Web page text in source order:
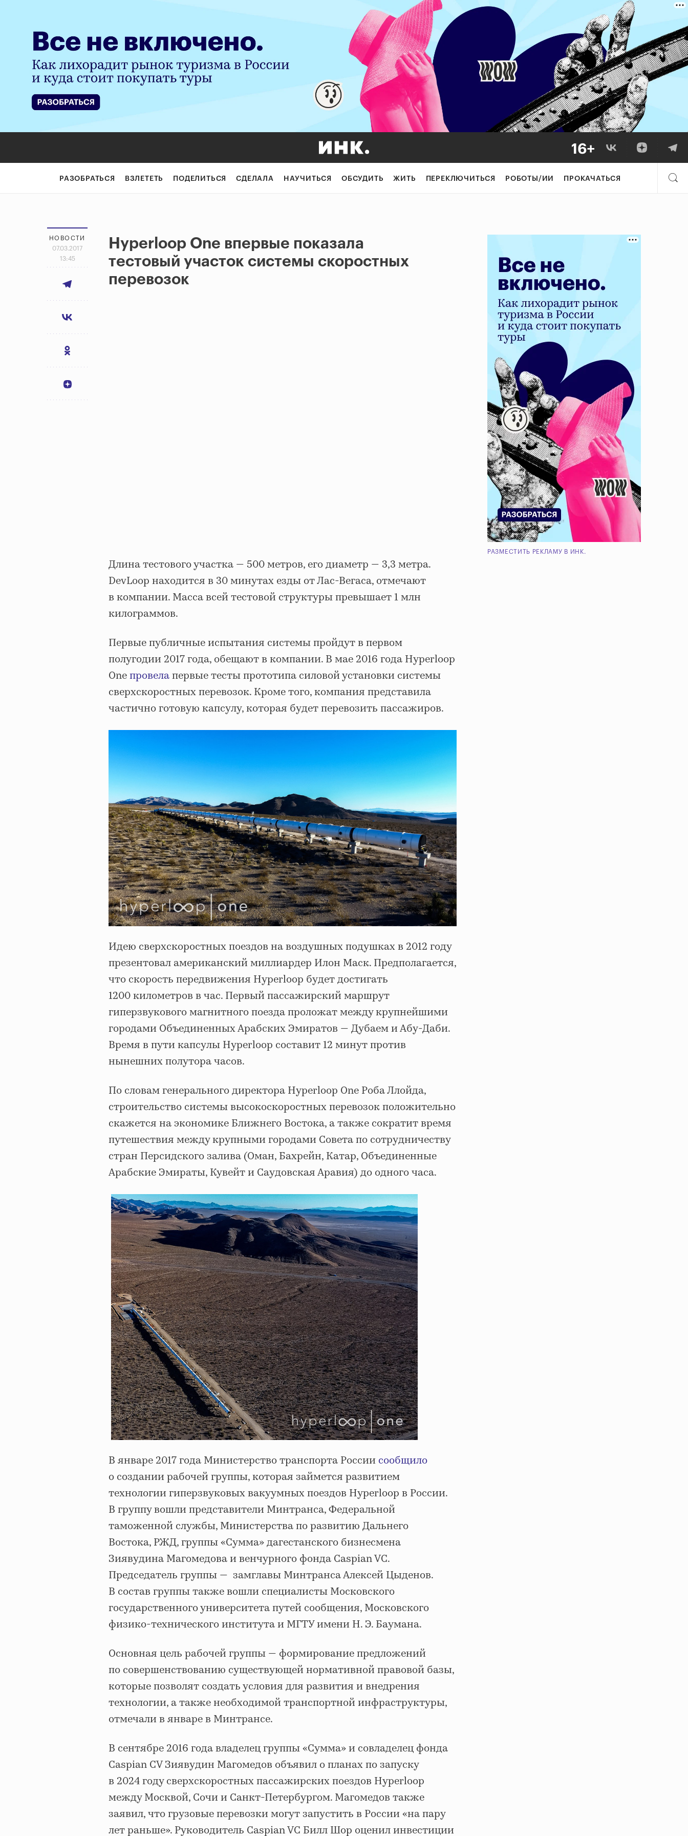
РАЗОБРАТЬСЯ ВЗЛЕТЕТЬ ПОДЕЛИТЬСЯ СДЕЛАЛА НАУЧИТЬСЯ ОБСУДИТЬ ЖИТЬ ПЕРЕКЛЮЧИТЬСЯ РОБОТЫ/ИИ ПРОКАЧАТЬСЯ
НОВОСТИ
07.03.2017
13:45
Hyperloop One впервые показала
тестовый участок системы скоростных
перевозок
Длина тестового участка — 500 метров, его диаметр — 3,3 метра.
DevLoop находится в 30 минутах езды от Лас-Вегаса, отмечают
в компании. Масса всей тестовой структуры превышает 1 млн
килограммов.
Первые публичные испытания системы пройдут в первом
полугодии 2017 года, обещают в компании. В мае 2016 года Hyperloop
Oneпровелапервые тесты прототипа силовой установки системы
сверхскоростных перевозок. Кроме того, компания представила
частично готовую капсулу, которая будет перевозить пассажиров.
Идею сверхскоростных поездов на воздушных подушках в 2012 году
презентовал американский миллиардер Илон Маск. Предполагается,
что скорость передвижения Hyperloop будет достигать
1200 километров в час. Первый пассажирский маршрут
гиперзвукового магнитного поезда проложат между крупнейшими
городами Объединенных Арабских Эмиратов — Дубаем и Абу-Даби.
Время в пути капсулы Hyperloop составит 12 минут против
нынешних полутора часов.
По словам генерального директора Hyperloop One Роба Ллойда,
строительство системы высокоскоростных перевозок положительно
скажется на экономике Ближнего Востока, а также сократит время
путешествия между крупными городами Совета по сотрудничеству
стран Персидского залива (Оман, Бахрейн, Катар, Объединенные
Арабские Эмираты, Кувейт и Саудовская Аравия) до одного часа.
В январе 2017 года Министерство транспорта России сообщило
о создании рабочей группы, которая займется развитием
технологии гиперзвуковых вакуумных поездов Hyperloop в России.
В группу вошли представители Минтранса, Федеральной
таможенной службы, Министерства по развитию Дальнего
Востока, РЖД, группы «Сумма» дагестанского бизнесмена
Зиявудина Магомедова и венчурного фонда Caspian VC.
Председатель группы — замглавы Минтранса Алексей Цыденов.
В состав группы также вошли специалисты Московского
государственного университета путей сообщения, Московского
физико-технического института и МГТУ имени Н. Э. Баумана.
Основная цель рабочей группы — формирование предложений
по совершенствованию существующей нормативной правовой базы,
которые позволят создать условия для развития и внедрения
технологии, а также необходимой транспортной инфраструктуры,
отмечали в январе в Минтрансе.
В сентябре 2016 года владелец группы «Сумма» и совладелец фонда
Caspian CV Зиявудин Магомедов объявил о планах по запуску
в 2024 году сверхскоростных пассажирских поездов Hyperloop
между Москвой, Сочи и Санкт-Петербургом. Магомедов также
заявил, что грузовые перевозки могут запустить в России «на пару
лет раньше». Руководитель Caspian VC Билл Шор оценил инвестиции
РАЗМЕСТИТЬ РЕКЛАМУ В ИНК.